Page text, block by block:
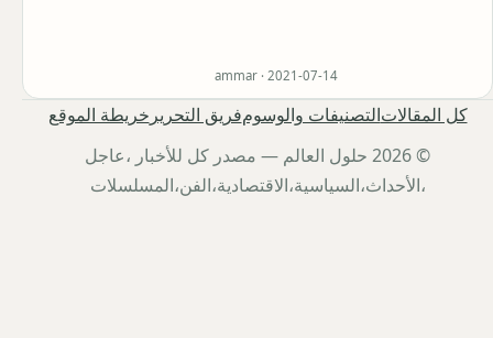
ammar · 2021-07-14
كل المقالاتالتصنيفات والوسومفريق التحرير خريطة الموقع
© 2026 حلول العالم — مصدر كل للأخبار ،عاجل
،الأحداث،السياسية،الاقتصادية،الفن،المسلسلات